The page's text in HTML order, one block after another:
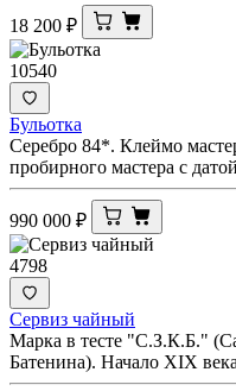
18 200 ₽
10540
Бульотка
Серебро 84*. Клеймо
пробирного мастера с
990 000 ₽
4798
Сервиз чайный
Марка в тесте "С.З.К.Б."
Батенина). Начало XIX